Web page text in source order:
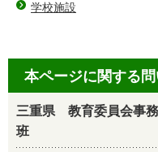
学校施設
本ページに関する
三重県 教育委員会事
班